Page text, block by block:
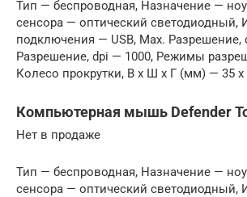
Тип — беспроводная, Назначение —
сенсора — оптический светодиодный,
подключения — USB, Max. Разрешение,
Разрешение, dpi — 1000, Режимы
Колесо прокрутки, В x Ш x Г (мм) — 35 x
Компьютерная мышь Defender
Нет в продаже
Тип — беспроводная, Назначение —
сенсора — оптический светодиодный,